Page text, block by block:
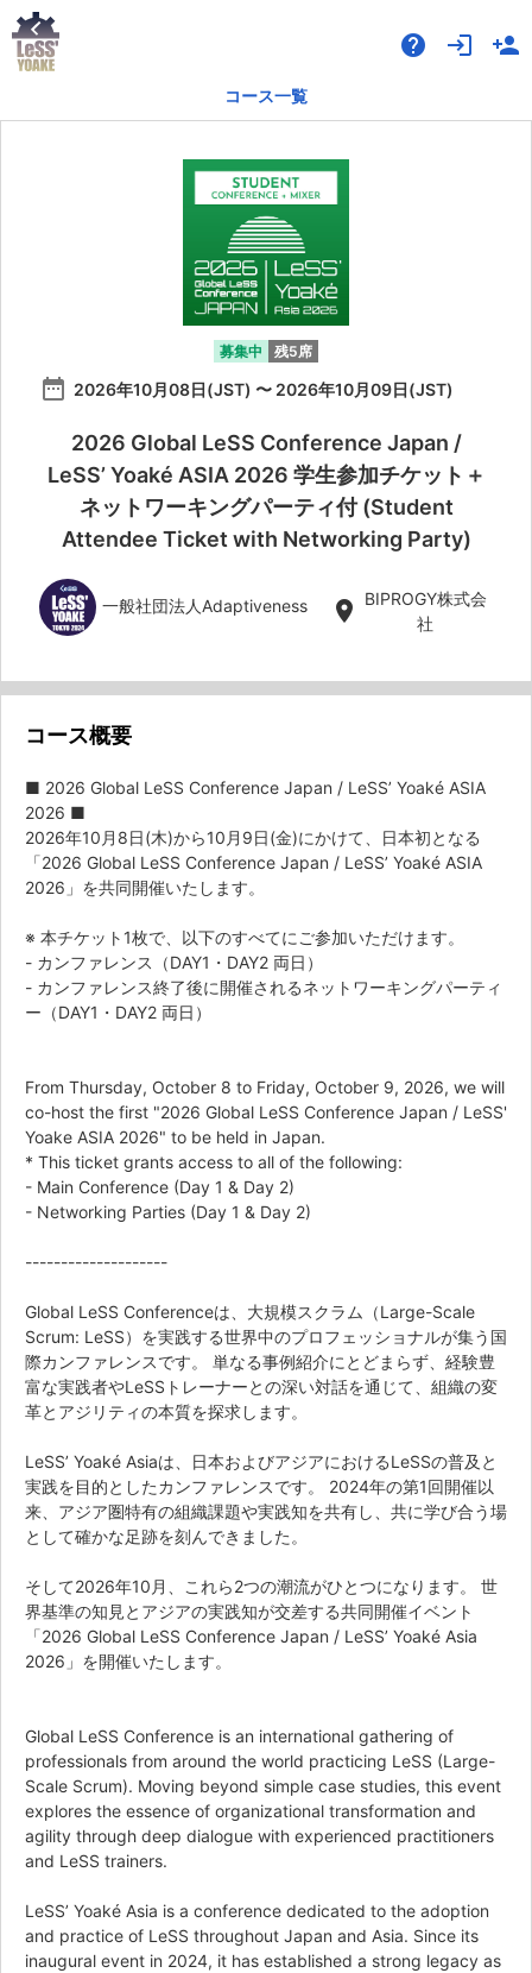
help login person_add
コース一覧
募集中 残5席
date_range 2026年10月08日(JST) 〜 2026年10月09日(JST)
2026 Global LeSS Conference Japan /
LeSS’ Yoaké ASIA 2026 学生参加チケット＋
ネットワーキングパーティ付 (Student
Attendee Ticket with Networking Party)
一般社団法人Adaptiveness location_on
BIPROGY株式会
社
コース概要
■ 2026 Global LeSS Conference Japan / LeSS’ Yoaké ASIA
2026 ■
2026年10月8日(木)から10月9日(金)にかけて、日本初となる
「2026 Global LeSS Conference Japan / LeSS’ Yoaké ASIA
2026」を共同開催いたします。
※ 本チケット1枚で、以下のすべてにご参加いただけます。
- カンファレンス（DAY1・DAY2 両日）
- カンファレンス終了後に開催されるネットワーキングパーティ
ー（DAY1・DAY2 両日）
From Thursday, October 8 to Friday, October 9, 2026, we will
co-host the first "2026 Global LeSS Conference Japan / LeSS'
Yoake ASIA 2026" to be held in Japan.
* This ticket grants access to all of the following:
- Main Conference (Day 1 & Day 2)
- Networking Parties (Day 1 & Day 2)
--------------------
Global LeSS Conferenceは、大規模スクラム（Large-Scale
Scrum: LeSS）を実践する世界中のプロフェッショナルが集う国
際カンファレンスです。 単なる事例紹介にとどまらず、経験豊
富な実践者やLeSSトレーナーとの深い対話を通じて、組織の変
革とアジリティの本質を探求します。
LeSS’ Yoaké Asiaは、日本およびアジアにおけるLeSSの普及と
実践を目的としたカンファレンスです。 2024年の第1回開催以
来、アジア圏特有の組織課題や実践知を共有し、共に学び合う場
として確かな足跡を刻んできました。
そして2026年10月、これら2つの潮流がひとつになります。 世
界基準の知見とアジアの実践知が交差する共同開催イベント
「2026 Global LeSS Conference Japan / LeSS’ Yoaké Asia
2026」を開催いたします。
Global LeSS Conference is an international gathering of
professionals from around the world practicing LeSS (Large-
Scale Scrum). Moving beyond simple case studies, this event
explores the essence of organizational transformation and
agility through deep dialogue with experienced practitioners
and LeSS trainers.
LeSS’ Yoaké Asia is a conference dedicated to the adoption
and practice of LeSS throughout Japan and Asia. Since its
inaugural event in 2024, it has established a strong legacy as